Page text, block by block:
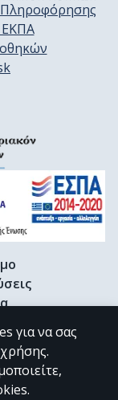
Πληροφόρησης
ΕΚΠΑ
για να σας